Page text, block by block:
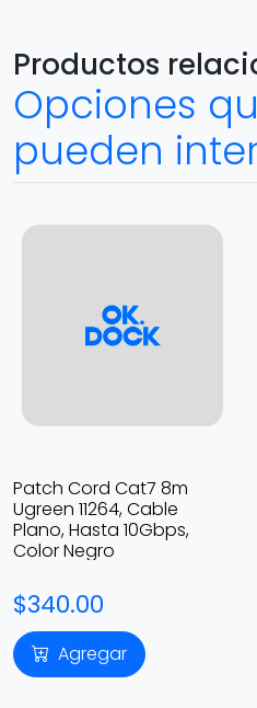
Productos
Opciones
pueden
Patch Cord Cat7 8m
Ugreen 11264, Cable
Plano, Hasta 10Gbps,
Color Negro
$340.00
Agregar